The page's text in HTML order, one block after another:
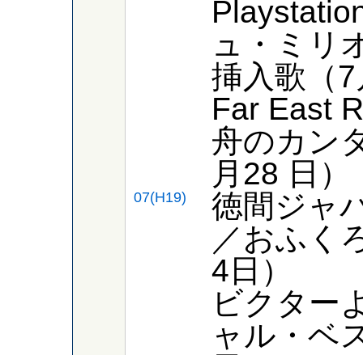
ュ・ミリ
挿入歌（
Far East
舟のカン
月28 日）
07(H19)
徳間ジャ
／おふく
4日）
ビクター
ャル・ベ